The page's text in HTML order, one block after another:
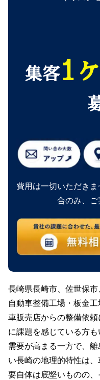
集客1
費用は一切いただき
合のみ、ご
長崎県長崎市、佐世保
自動車整備工場・板金
車販売店からの整備依
に課題を感じている方
需要が高まる一方で、
い長崎の地理的特性は
要自体は底堅いものの